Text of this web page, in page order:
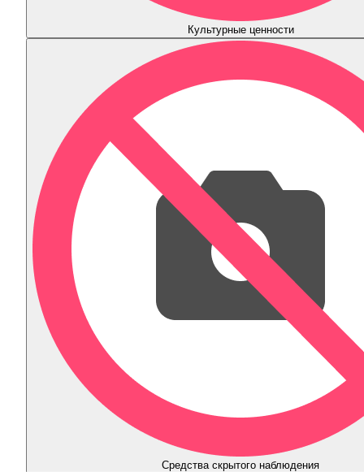
Культурные ценности
Средства скрытого наблюдения